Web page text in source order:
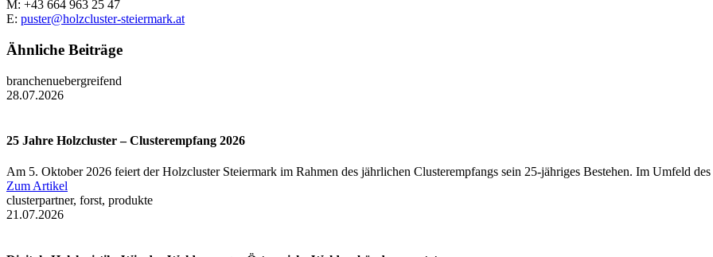
M: +43 664 963 25 47
E: puster@holzcluster-steiermark.at
Ähnliche Beiträge
branchenuebergreifend
28.07.2026
25 Jahre Holzcluster – Clusterempfang 2026
Am 5. Oktober 2026 feiert der Holzcluster Steiermark im Rahmen des jährlichen Clusterempfangs sein 25-jähriges Bestehen. Im Umfeld
Zum Artikel
clusterpartner, forst, produkte
21.07.2026